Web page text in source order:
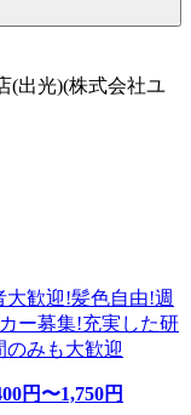
(出光)(株式会社ユ
大歓迎!髪色自由!週
ー募集!充実した研
みも大歓迎
円〜1,750円